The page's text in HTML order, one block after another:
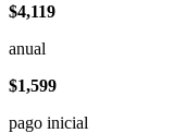
$4,119
anual
$1,599
pago inicial